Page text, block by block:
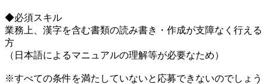
◆必須スキル
業務上、漢字を含む書類の読み書き・作成が支障なく行える
方
（日本語によるマニュアルの理解等が必要なため）
※すべての条件を満たしていないと応募できないのでしょう